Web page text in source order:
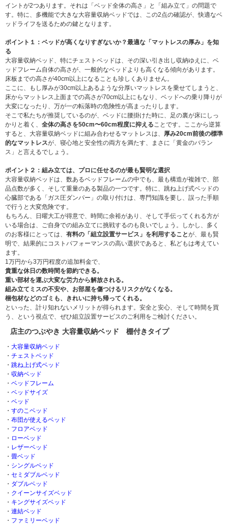
イントが2つあります。それは「ベッド全体の高さ」と「組み立て」の問題で
す。特に、多機能で大きな大容量収納ベッドでは、この2点の確認が、快適なベ
ッドライフを送るための鍵となります。
ポイント１：ベッドが高くなりすぎないか？最適な「マットレスの厚み」を知
る
大容量収納ベッド、特にチェストベッドは、その深い引き出し収納ゆえに、ベ
ッドフレーム自体の高さが、一般的なベッドよりも高くなる傾向があります。
床板までの高さが40cm以上になることも珍しくありません。
ここに、もし厚みが30cm以上あるような分厚いマットレスを乗せてしまうと、
床からマットレス上面までの高さが70cm以上にもなり、ベッドへの乗り降りが
大変になったり、万が一の転落時の危険性が高まったりします。
そこで私たちが推奨しているのが、ベッドに腰掛けた時に、足の裏が床にしっ
かりと着く、 全体の高さを50cm〜60cm程度に抑える ことです。ここから逆算
すると、大容量収納ベッドに組み合わせるマットレスは、 厚み20cm前後の標準
的なマットレスが、寝心地と安全性の両方を満たす、まさに「黄金のバラン
ス」と言えるでしょう。
ポイント２：組み立ては、プロに任せるのが最も賢明な選択
大容量収納ベッドは、数あるベッドフレームの中でも、最も構造が複雑で、部
品点数が多く、そして重量のある製品の一つです。特に、跳ね上げ式ベッドの
心臓部である「ガス圧ダンパー」の取り付けは、専門知識を要し、誤った手順
で行うと大変危険です。
もちろん、日曜大工が得意で、時間に余裕があり、そして手伝ってくれる方が
いる場合は、ご自身での組み立てに挑戦するのも良いでしょう。しかし、多く
のお客様にとっては、 有料の「組立設置サービス」を利用することが、最も賢
明で、結果的にコストパフォーマンスの高い選択であると、私どもは考えてい
ます。
1万円から3万円程度の追加料金で、
貴重な休日の数時間を節約できる。
重い部材を運ぶ大変な労力から解放される。
組み立てミスの不安や、お部屋を傷つけるリスクがなくなる。
梱包材などのゴミも、きれいに持ち帰ってくれる。
といった、計り知れないメリットが得られます。安全と安心、そして時間を買
う、という視点で、ぜひ組立設置サービスのご利用をご検討ください。
店主のつぶやき 大容量収納ベッド 棚付きタイプ
・ 大容量収納ベッド
・ チェストベッド
・ 跳ね上げ式ベッド
・ 収納ベッド
・ ベッドフレーム
・ ベッドサイズ
・ ベッド
・ すのこベッド
・ 布団が使えるベッド
・ フロアベッド
・ ローベッド
・ レザーベッド
・ 畳ベッド
・ シングルベッド
・ セミダブルベッド
・ ダブルベッド
・ クイーンサイズベッド
・ キングサイズベッド
・ 連結ベッド
・ ファミリーベッド